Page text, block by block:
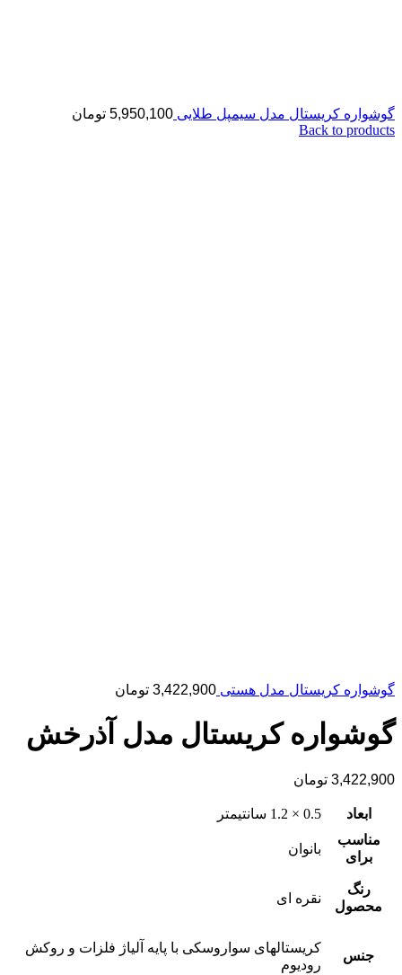
گوشواره کریستال مدل سیمپل طلایی 5,950,100 تومان
Back to products
گوشواره کریستال مدل هستی 3,422,900 تومان
گوشواره کریستال مدل آذرخش
3,422,900 تومان
ابعاد
0.5 × 1.2 سانتیمتر
مناسب
برای
بانوان
رنگ
محصول
نقره ای
جنس
کریستالهای سواروسکی با پایه آلیاژ فلزات و روکش
رودیوم